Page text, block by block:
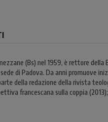
(Bs) nel 1959, è rettore
di Padova. Da anni promuove
della redazione della rivista
francescana sulla coppia